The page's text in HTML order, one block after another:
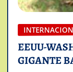
EEUU-
GIGANTE